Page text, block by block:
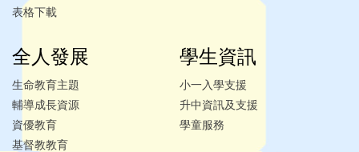
表格下載
全人發展
生命教育主題
輔導成長資源
資優教育
基督教教育
學生資訊
小一入學支援
升中資訊及支援
學童服務